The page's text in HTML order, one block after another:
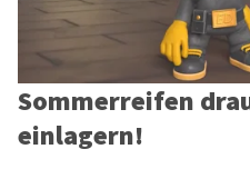
Sommerreifen
einlagern!